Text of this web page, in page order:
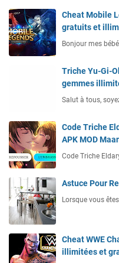
Cheat Mobile
gratuits et
Bonjour mes
Triche Yu-Gi-
gemmes
Salut à tous,
Code Triche
APK MOD
Code Triche
Astuce Pour
Lorsque vous
Cheat WWE
illimitées et